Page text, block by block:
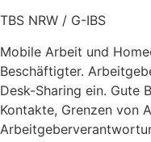
TBS NRW / G-IBS
Mobile Arbeit und
Beschäftigter.
Desk-Sharing ein. Gute
Kontakte, Grenzen von